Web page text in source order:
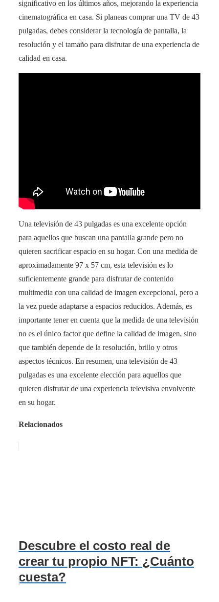
significativo en los últimos años, mejorando la experiencia
cinematográfica en casa. Si planeas comprar una TV de 43
pulgadas, debes considerar la tecnología de pantalla, la
resolución y el tamaño para disfrutar de una experiencia de
calidad en casa.
Una televisión de 43 pulgadas es una excelente opción
para aquellos que buscan una pantalla grande pero no
quieren sacrificar espacio en su hogar. Con una medida de
aproximadamente 97 x 57 cm, esta televisión es lo
suficientemente grande para disfrutar de contenido
multimedia con una calidad de imagen excepcional, pero a
la vez puede adaptarse a espacios reducidos. Además, es
importante tener en cuenta que la medida de una televisión
no es el único factor que define la calidad de imagen, sino
que también depende de la resolución, brillo y otros
aspectos técnicos. En resumen, una televisión de 43
pulgadas es una excelente elección para aquellos que
quieren disfrutar de una experiencia televisiva envolvente
en su hogar.
Relacionados
Descubre el costo real de
crear tu propio NFT: ¿Cuánto
cuesta?